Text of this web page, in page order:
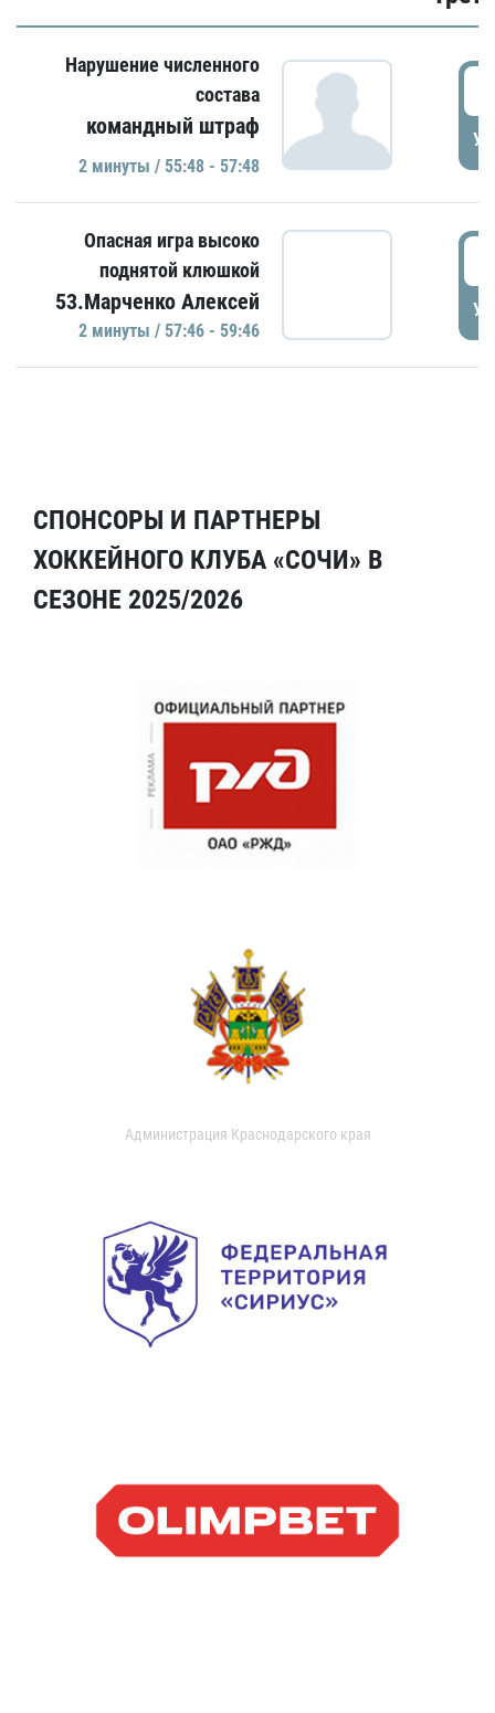
Нарушение численного
состава
командный штраф
2 минуты / 55:48 - 57:48
Опасная игра высоко
поднятой клюшкой
53.Марченко Алексей
2 минуты / 57:46 - 59:46
СПОНСОРЫ И ПАРТНЕРЫ
ХОККЕЙНОГО КЛУБА «СОЧИ» В
СЕЗОНЕ 2025/2026
Администрация Краснодарского края